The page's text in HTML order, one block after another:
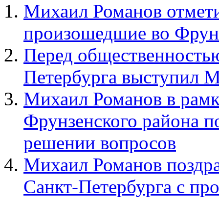
Михаил Романов
произошедшие во
Перед
Петербурга выступил
Михаил Романов в
Фрунзенского района
решении вопросов
Михаил Романов
Санкт-Петербурга с